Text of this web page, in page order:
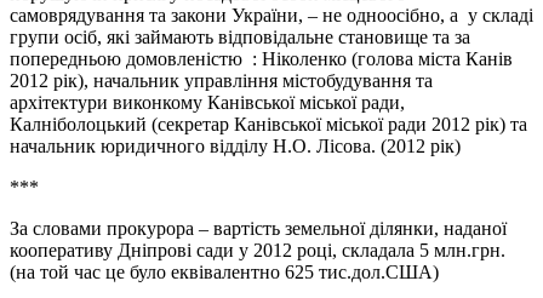
самоврядування та закони України, – не одноосібно, а у складі
групи осіб, які займають відповідальне становище та за
попередньою домовленістю : Ніколенко (голова міста Канів
2012 рік), начальник управління містобудування та
архітектури виконкому Канівської міської ради,
Калніболоцький (секретар Канівської міської ради 2012 рік) та
начальник юридичного відділу Н.О. Лісова. (2012 рік)
***
За словами прокурора – вартість земельної ділянки, наданої
кооперативу Дніпрові сади у 2012 році, складала 5 млн.грн.
(на той час це було еквівалентно 625 тис.дол.США)